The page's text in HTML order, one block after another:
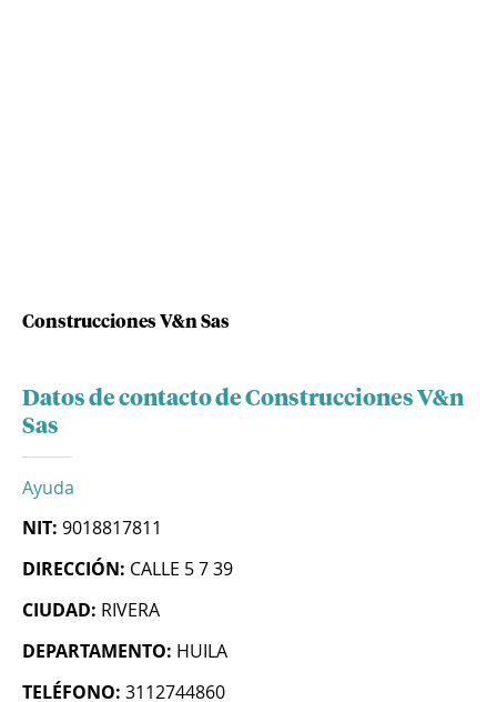
Construcciones V&n Sas
Datos de contacto de Construcciones V&n
Sas
Ayuda
NIT: 9018817811
DIRECCIÓN: CALLE 5 7 39
CIUDAD: RIVERA
DEPARTAMENTO: HUILA
TELÉFONO: 3112744860